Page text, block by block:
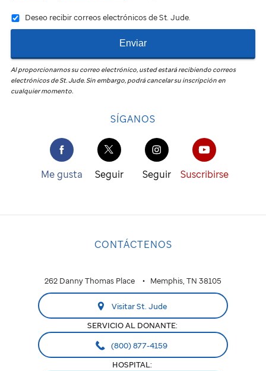
Deseo recibir correos electrónicos de St. Jude.
Enviar
Al proporcionarnos su correo electrónico, usted estará recibiendo correos
electrónicos deSt. Jude. Sin embargo, podrá cancelar su inscripción en
cualquier momento.
SÍGANOS
Me gusta Seguir Seguir Suscribirse
CONTÁCTENOS
262 Danny Thomas Place Memphis, TN 38105
Visitar St. Jude
SERVICIO AL DONANTE:
(800) 877-4159
HOSPITAL: